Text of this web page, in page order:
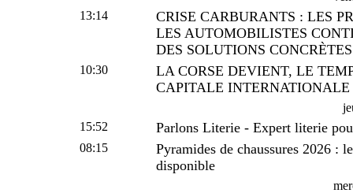
13:14
CRISE CARBURANTS : LES
LES AUTOMOBILISTES
DES SOLUTIONS
10:30
LA CORSE DEVIENT, LE
CAPITALE
15:52
Parlons Literie - Expert literie
08:15
Pyramides de chaussures 2026 :
disponible